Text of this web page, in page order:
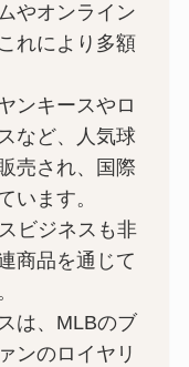
やオンライン
れにより多額
ンキースやロ
など、人気球
売され、国際
います。
ビジネスも非
商品を通じて
は、MLBのブ
ンのロイヤリ